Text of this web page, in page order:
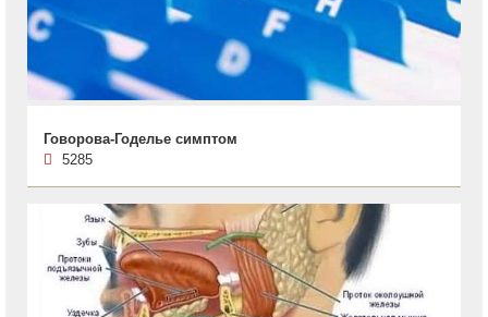
Говорова-Годелье симптом
5285